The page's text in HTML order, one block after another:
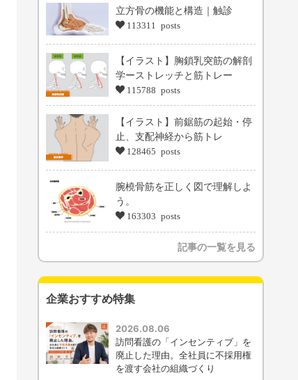
立方骨の機能と構造｜触診
113311 posts
【イラスト】胸鎖乳突筋の解剖
学ーストレッチと筋トレー
115788 posts
【イラスト】前鋸筋の起始・停
止、支配神経から筋トレ
128465 posts
腕橈骨筋を正しく図で理解しよ
う。
163303 posts
記事の一覧を見る
企業おすすめ特集
2026.08.06
訪問看護の「インセンティブ」を
廃止した理由。全社員に不採用権
を渡す会社の組織づくり